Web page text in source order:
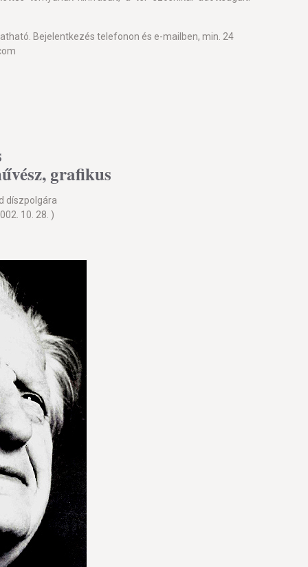
Bejelentkezés telefonon és e-mailben, min. 24
grafikus
díszpolgára
10. 28. )